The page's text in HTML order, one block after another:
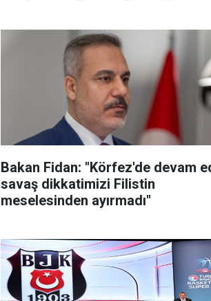
Bakan Fidan: "Körfez'de devam
savaş dikkatimizi Filistin
meselesinden ayırmadı"